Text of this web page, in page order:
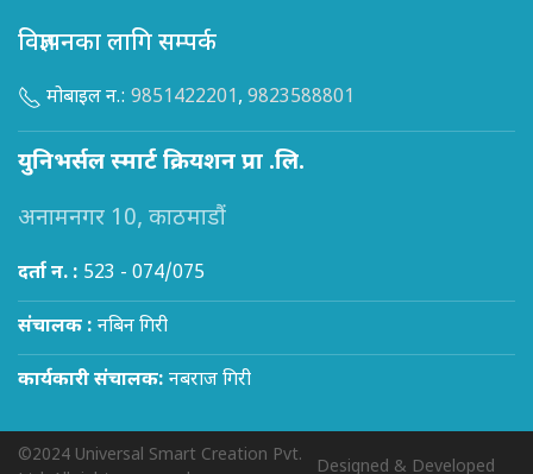
विज्ञापनका लागि सम्पर्क
मोबाइल न.: 9851422201, 9823588801
युनिभर्सल स्मार्ट क्रियशन प्रा .लि.
अनामनगर 10, काठमाडौं
दर्ता न. : 523 - 074/075
संचालक : नबिन गिरी
कार्यकारी संचालक: नबराज गिरी
©2024 Universal Smart Creation Pvt.
Designed & Developed